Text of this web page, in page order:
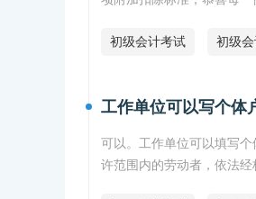
初级会计考试 初级
工作单位可以写个体
可以。工作单位可以填写
许范围内的劳动者，依法经